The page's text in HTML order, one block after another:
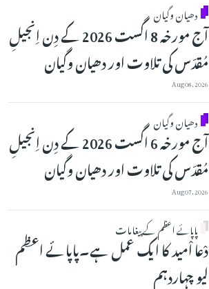
دھیان وگیان
آج مورخہ 8 اگست 2026 کے دِن اِنجیلِ
مُقدّس کی تلاوت اور دھیان وگیان
Aug 08, 2026
دھیان وگیان
آج مورخہ 6 اگست 2026 کے دِن اِنجیلِ
مُقدّس کی تلاوت اور دھیان وگیان
Aug 07, 2026
پاپائے اعظم کے پیغامات
دْعا اْمید کا ایک عمل ہے۔پاپائے اعظم
لیو چہاردہم